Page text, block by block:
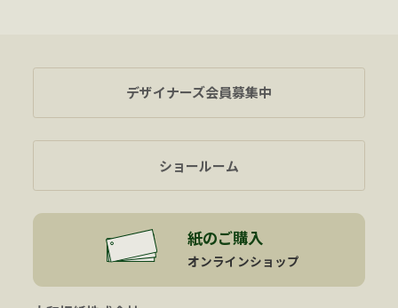
デザイナーズ会員募集中
ショールーム
紙のご購入
オンラインショップ